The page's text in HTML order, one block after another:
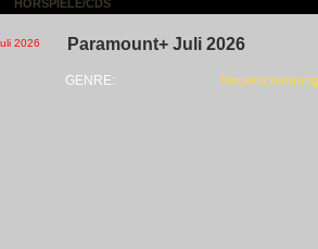
HÖRSPIELE/CDS
Paramount+ Juli 2026
GENRE: